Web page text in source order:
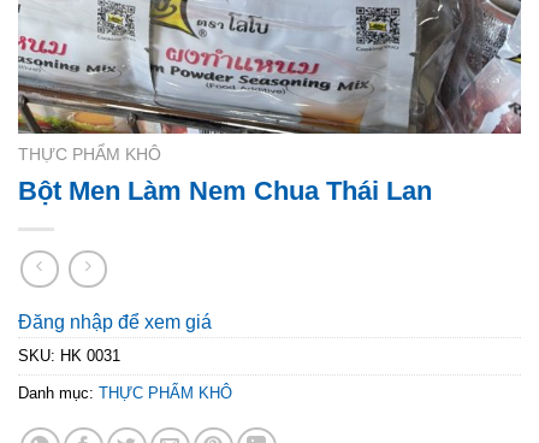
THỰC PHẨM KHÔ
Bột Men Làm Nem Chua Thái Lan
Đăng nhập để xem giá
SKU: HK 0031
Danh mục: THỰC PHẨM KHÔ